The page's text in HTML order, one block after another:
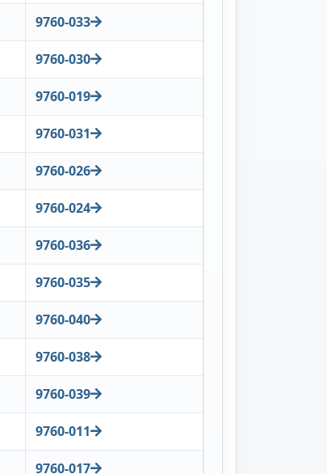
9760-033
9760-030
9760-019
9760-031
9760-026
9760-024
9760-036
9760-035
9760-040
9760-038
9760-039
9760-011
9760-017